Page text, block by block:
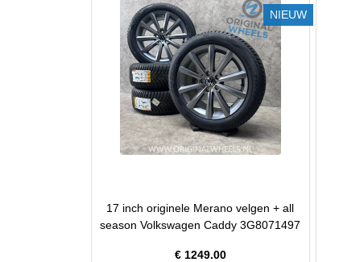
NIEUW
17 inch originele Merano velgen + all
season Volkswagen Caddy 3G8071497
€ 1249.00